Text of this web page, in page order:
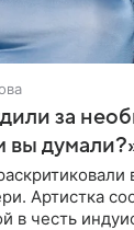
за
вы
Артистка
в честь